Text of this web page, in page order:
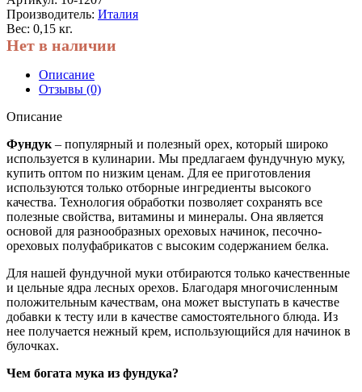
Производитель: Италия
Вес: 0,15 кг.
Нет в наличии
Описание
Отзывы (0)
Описание
Фундук – популярный и полезный орех, который широко
используется в кулинарии. Мы предлагаем фундучную муку,
купить оптом по низким ценам. Для ее приготовления
используются только отборные ингредиенты высокого
качества. Технология обработки позволяет сохранять все
полезные свойства, витамины и минералы. Она является
основой для разнообразных ореховых начинок, песочно-
ореховых полуфабрикатов с высоким содержанием белка.
Для нашей фундучной муки отбираются только качественные
и цельные ядра лесных орехов. Благодаря многочисленным
положительным качествам, она может выступать в качестве
добавки к тесту или в качестве самостоятельного блюда. Из
нее получается нежный крем, использующийся для начинок в
булочках.
Чем богата мука из фундука?